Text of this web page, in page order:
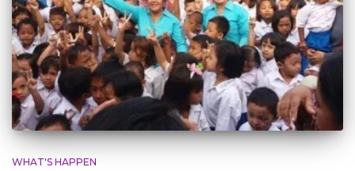
WHAT'S HAPPEN